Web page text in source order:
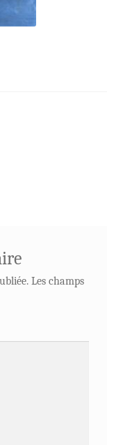
Les champs